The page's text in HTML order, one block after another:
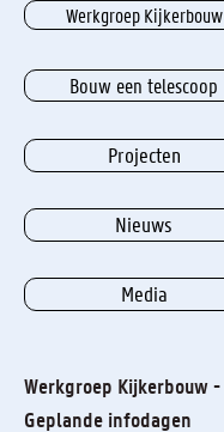
Werkgroep Kijkerbouw
Bouw een telescoop
Projecten
Nieuws
Media
Werkgroep Kijkerbouw -
Geplande infodagen